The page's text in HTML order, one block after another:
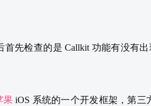
首先检查的是 Callkit 功能有没有
果 iOS 系统的一个开发框架，第